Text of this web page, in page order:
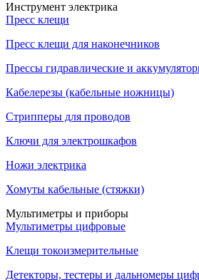
Инструмент электрика
Пресс клещи
Пресс клещи для наконечников
Прессы гидравлические и
Кабелерезы (кабельные ножницы)
Стрипперы для проводов
Ключи для электрошкафов
Ножи электрика
Хомуты кабельные (стяжки)
Мультиметры и приборы
Мультиметры цифровые
Клещи токоизмерительные
Детекторы, тестеры и дальномеры